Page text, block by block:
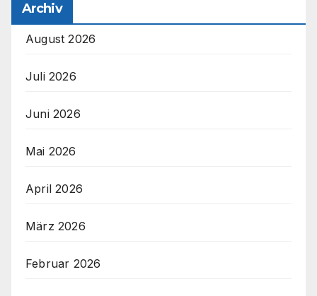
Archiv
August 2026
Juli 2026
Juni 2026
Mai 2026
April 2026
März 2026
Februar 2026